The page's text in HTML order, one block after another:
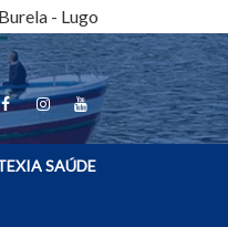
- Lugo
SAÚDE